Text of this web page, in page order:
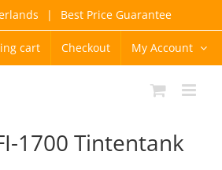
| Best Price Guarantee
cart Checkout My Account
1700 Tintentank